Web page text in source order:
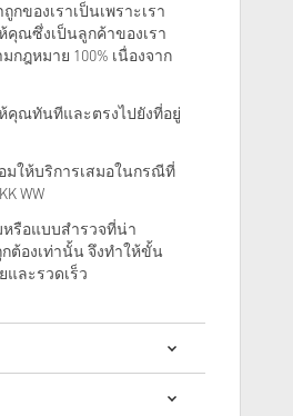
กของเราเป็นเพราะเรา
คุณซึ่งเป็นลูกค้าของเรา
ฎหมาย 100% เนื่องจาก
ให้คุณทันทีและตรงไปยังที่อยู่
มให้บริการเสมอในกรณีที่
WW
รือแบบสำรวจที่น่า
ต้องเท่านั้น จึงทำให้ขั้น
และรวดเร็ว
ง่ายมาก: